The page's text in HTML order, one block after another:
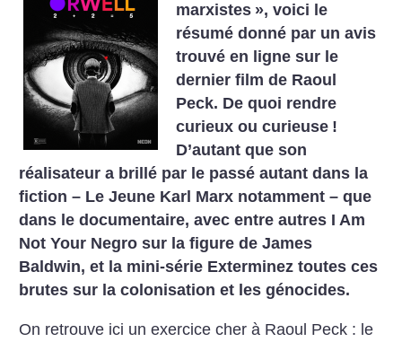
marxistes », voici le
résumé donné par un avis
trouvé en ligne sur le
dernier film de Raoul
Peck. De quoi rendre
curieux ou curieuse !
D’autant que son
réalisateur a brillé par le passé autant dans la
fiction – Le Jeune Karl Marx notamment – que
dans le documentaire, avec entre autres I Am
Not Your Negro sur la figure de James
Baldwin, et la mini-série Exterminez toutes ces
brutes sur la colonisation et les génocides.
On retrouve ici un exercice cher à Raoul Peck : le